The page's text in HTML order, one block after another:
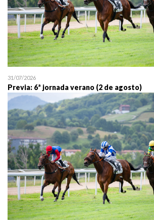
31/07/2026
Previa: 6ª jornada verano (2 de agosto)